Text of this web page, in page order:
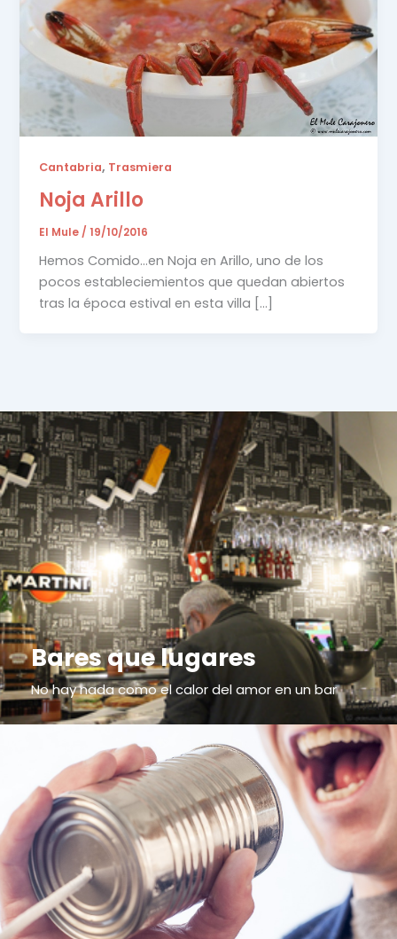
Cantabria, Trasmiera
Noja Arillo
El Mule /19/10/2016
Hemos Comido…en Noja en Arillo, uno de los
pocos estableciemientos que quedan abiertos
tras la época estival en esta villa […]
Bares que lugares
No hay nada como el calor del amor en un bar